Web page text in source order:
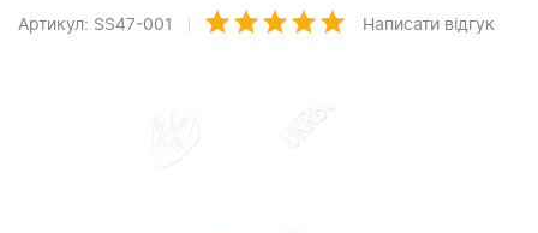
Артикул: SS47-001 Написати відгук